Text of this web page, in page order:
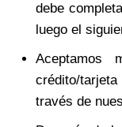
debe
luego el
Aceptamos
crédito/
través de